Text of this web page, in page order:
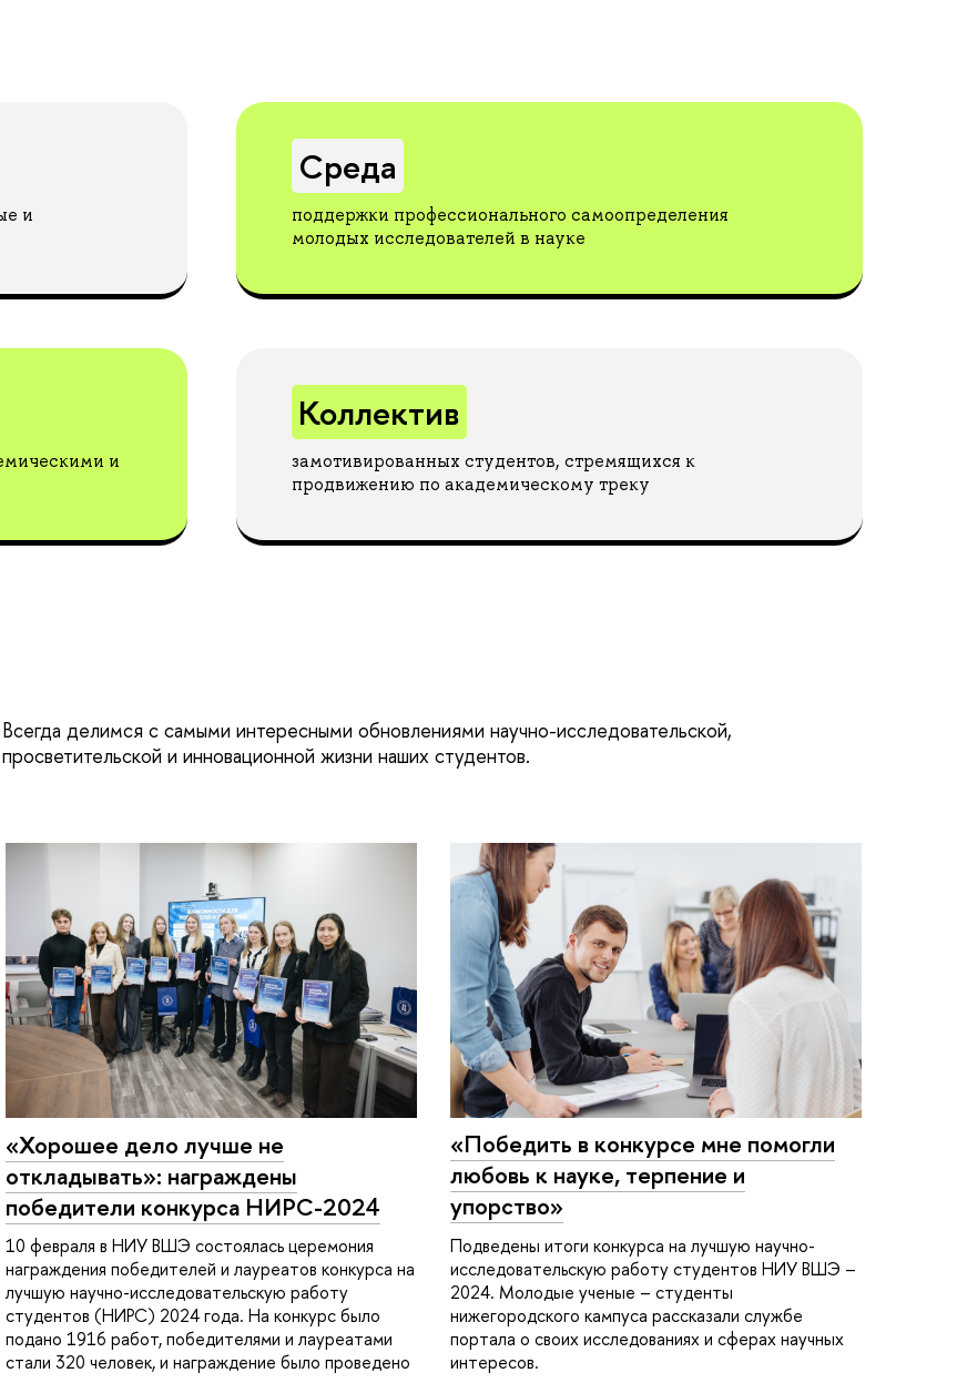
и
Среда
поддержки профессионального самоопределения
молодых исследователей в науке
и
Коллектив
замотивированных студентов, стремящихся к
продвижению по академическому треку
Всегда делимся с самыми интересными обновлениями научно-исследовательской,
просветительской и инновационной жизни наших студентов.
«Хорошее дело лучше не
откладывать»: награждены
победители конкурса НИРС-2024
10 февраля в НИУ ВШЭ состоялась церемония
награждения победителей и лауреатов конкурса на
лучшую научно-исследовательскую работу
студентов (НИРС) 2024 года. На конкурс было
подано 1916 работ, победителями и лауреатами
стали 320 человек, и награждение было проведено
«Победить в конкурсе мне помогли
любовь к науке, терпение и
упорство»
Подведены итоги конкурса на лучшую научно-
исследовательскую работу студентов НИУ ВШЭ –
2024. Молодые ученые – студенты
нижегородского кампуса рассказали службе
портала о своих исследованиях и сферах научных
интересов.